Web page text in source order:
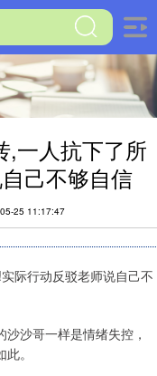
,一人抗下了所
己不够自信
25 11:17:47
际行动反驳老师说自己不
沙哥一样是情绪失控，
。